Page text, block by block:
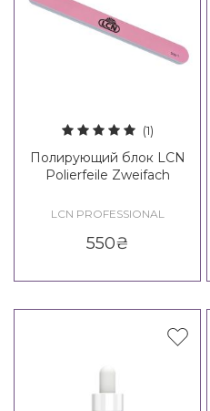
(1)
Полирующий блок LCN
Polierfeile Zweifach
LCN PROFESSIONAL
550₴